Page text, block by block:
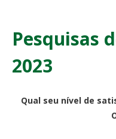
Pesquisas
2023
Qual seu nível de